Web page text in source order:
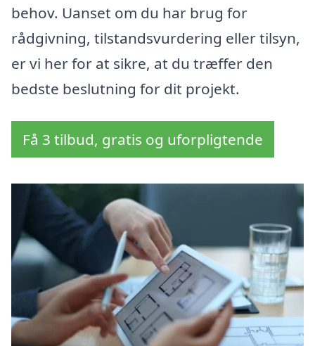
behov. Uanset om du har brug for
rådgivning, tilstandsvurdering eller tilsyn,
er vi her for at sikre, at du træffer den
bedste beslutning for dit projekt.
Få 3 tilbud, gratis og uforpligtende